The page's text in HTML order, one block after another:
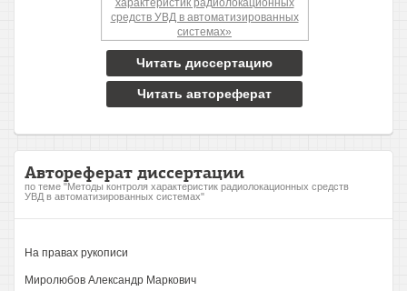
Читать диссертацию
Читать автореферат
Автореферат диссертации
по теме "Методы контроля характеристик радиолокационных средств
УВД в автоматизированных системах"
На правах рукописи
Миролюбов Александр Маркович